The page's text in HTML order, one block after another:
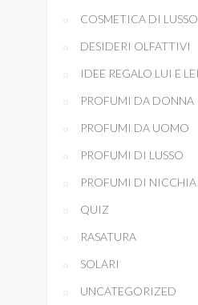
COSMETICA DI LUSSO
DESIDERI OLFATTIVI
IDEE REGALO LUI E LEI
PROFUMI DA DONNA
PROFUMI DA UOMO
PROFUMI DI LUSSO
PROFUMI DI NICCHIA
QUIZ
RASATURA
SOLARI
UNCATEGORIZED